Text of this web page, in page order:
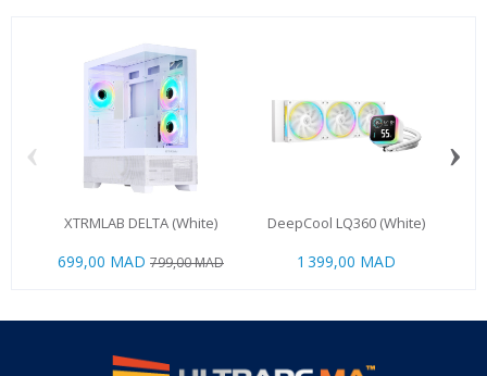
XTRMLAB DELTA (White)
699,00 MAD 799,00 MAD
DeepCool LQ360 (White)
1 399,00 MAD
‹ ›